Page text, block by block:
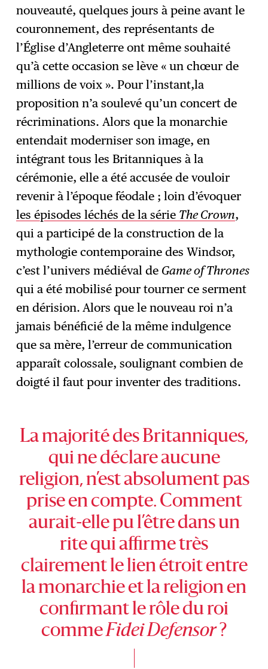
nouveauté, quelques jours à peine avant le
couronnement, des représentants de
l’Église d’Angleterre ont même souhaité
qu’à cette occasion se lève « un chœur de
millions de voix ». Pour l’instant,la
proposition n’a soulevé qu’un concert de
récriminations. Alors que la monarchie
entendait moderniser son image, en
intégrant tous les Britanniques à la
cérémonie, elle a été accusée de vouloir
revenir à l’époque féodale ; loin d’évoquer
les épisodes léchés de la série The Crown,
qui a participé de la construction de la
mythologie contemporaine des Windsor,
c’est l’univers médiéval de Game of Thrones
qui a été mobilisé pour tourner ce serment
en dérision. Alors que le nouveau roi n’a
jamais bénéficié de la même indulgence
que sa mère, l’erreur de communication
apparaît colossale, soulignant combien de
doigté il faut pour inventer des traditions.
La majorité des Britanniques,
qui ne déclare aucune
religion, n’est absolument pas
prise en compte. Comment
aurait-elle pu l’être dans un
rite qui affirme très
clairement le lien étroit entre
la monarchie et la religion en
confirmant le rôle du roi
commeFidei Defensor?